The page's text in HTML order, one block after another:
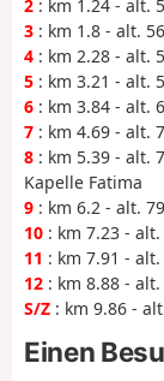
2 : km 1.24 - alt.
3 : km 1.8 - alt.
4 : km 2.28 - alt.
5 : km 3.21 - alt.
6 : km 3.84 - alt.
7 : km 4.69 - alt.
8 : km 5.39 - alt.
Kapelle Fatima
9 : km 6.2 - alt.
10 : km 7.23 -
11 : km 7.91 -
12 : km 8.88 -
S/Z : km 9.86 -
Einen